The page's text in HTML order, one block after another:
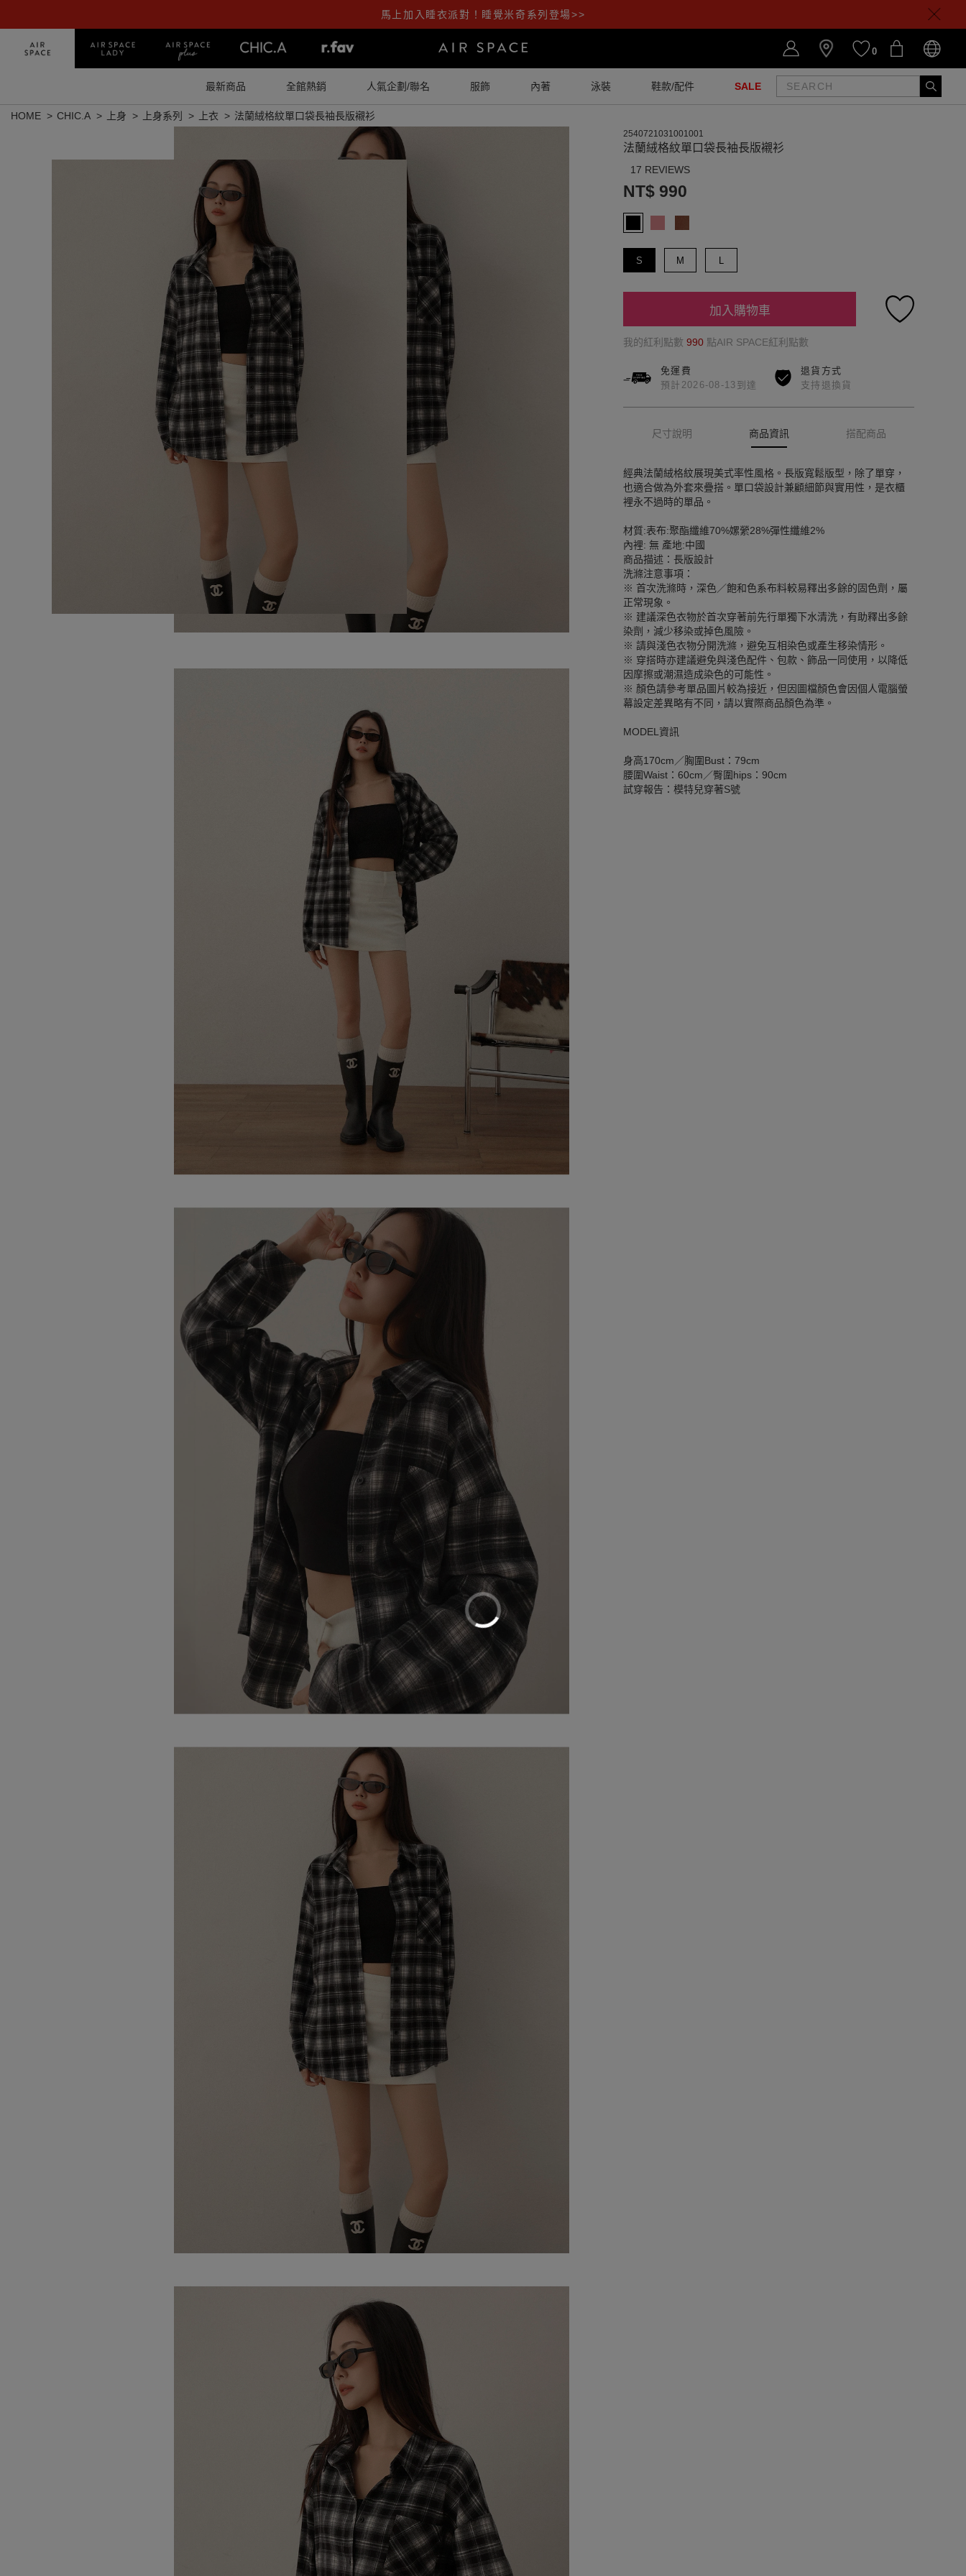
馬上加入睡衣派對！睡覺米奇系列登場>>
0
最新商品 全館熱銷 人氣企劃/聯名 服飾 內著 泳裝 鞋款/配件 SALE
HOME CHIC.A 上身 上身系列 上衣 法蘭絨格紋單口袋長袖長版襯衫
2540721031001001
法蘭絨格紋單口袋長袖長版襯衫
17 REVIEWS
NT$ 990
S M L
加入購物車
我的紅利點數 990 點AIR SPACE紅利點數
免運費
預計2026-08-13到達
退貨方式
支持退換貨
尺寸說明 商品資訊 搭配商品
經典法蘭絨格紋展現美式率性風格。長版寬鬆版型，除了單穿，
也適合做為外套來疊搭。單口袋設計兼顧細節與實用性，是衣櫃
裡永不過時的單品。
材質:表布:聚酯纖維70%嫘縈28%彈性纖維2%
內裡: 無 產地:中國
商品描述：長版設計
洗滌注意事項：
※ 首次洗滌時，深色／飽和色系布料較易釋出多餘的固色劑，屬
正常現象。
※ 建議深色衣物於首次穿著前先行單獨下水清洗，有助釋出多餘
染劑，減少移染或掉色風險。
※ 請與淺色衣物分開洗滌，避免互相染色或產生移染情形。
※ 穿搭時亦建議避免與淺色配件、包款、飾品一同使用，以降低
因摩擦或潮濕造成染色的可能性。
※ 顏色請參考單品圖片較為接近，但因圖檔顏色會因個人電腦螢
幕設定差異略有不同，請以實際商品顏色為準。
MODEL資訊
身高170cm／胸圍Bust：79cm
腰圍Waist：60cm／臀圍hips：90cm
試穿報告：模特兒穿著S號